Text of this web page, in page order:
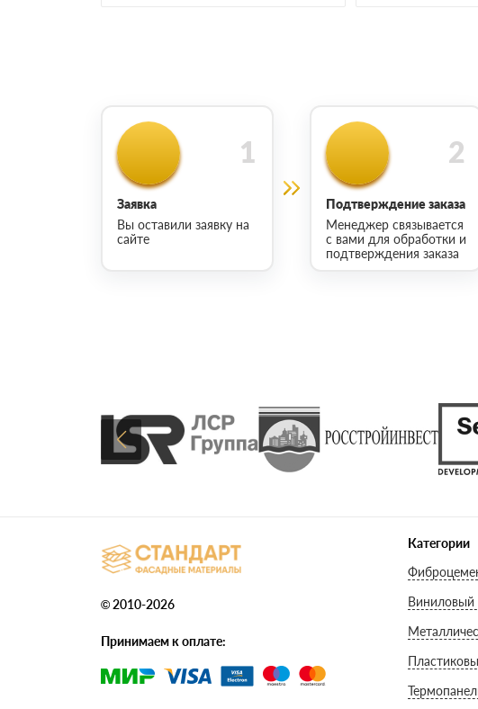
Заявка
Вы оставили заявку на
сайте
Подтверждение заказа
Менеджер связывается
с вами для обработки и
подтверждения заказа
© 2010-2026
Принимаем к оплате:
Категории
Виниловый